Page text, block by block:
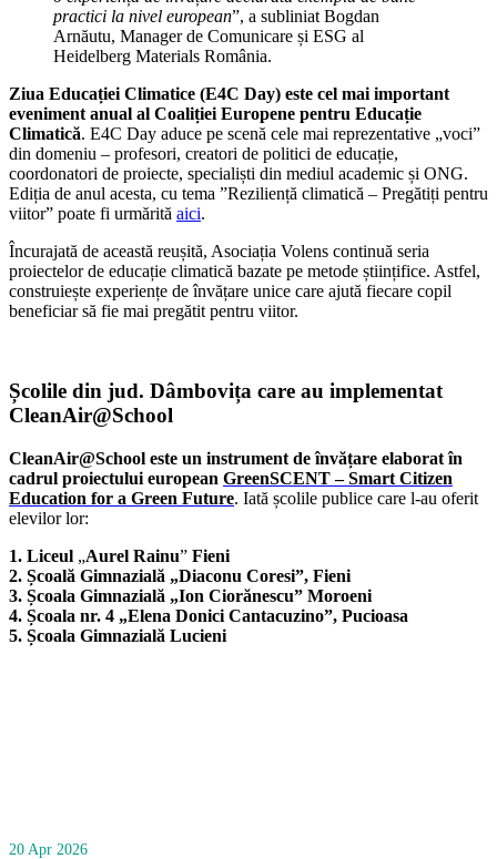
practici la nivel european”, a subliniat Bogdan
Arnăutu, Manager de Comunicare și ESG al
Heidelberg Materials România.
Ziua Educației Climatice (E4C Day) este cel mai important
eveniment anual al Coaliției Europene pentru Educație
Climatică. E4C Day aduce pe scenă cele mai reprezentative „voci”
din domeniu – profesori, creatori de politici de educație,
coordonatori de proiecte, specialiști din mediul academic și ONG.
Ediția de anul acesta, cu tema ”Reziliență climatică – Pregătiți pentru
viitor” poate fi urmărită aici.
Încurajată de această reușită, Asociația Volens continuă seria
proiectelor de educație climatică bazate pe metode științifice. Astfel,
construiește experiențe de învățare unice care ajută fiecare copil
beneficiar să fie mai pregătit pentru viitor.
Școlile din jud. Dâmbovița care au implementat
CleanAir@School
CleanAir@School este un instrument de învățare elaborat în
cadrul proiectului european GreenSCENT – Smart Citizen
Education for a Green Future. Iată școlile publice care l-au oferit
elevilor lor:
1. Liceul „Aurel Rainu” Fieni
2. Școală Gimnazială „Diaconu Coresi”, Fieni
3. Școala Gimnazială „Ion Ciorănescu” Moroeni
4. Școala nr. 4 „Elena Donici Cantacuzino”, Pucioasa
5. Școala Gimnazială Lucieni
20 Apr 2026